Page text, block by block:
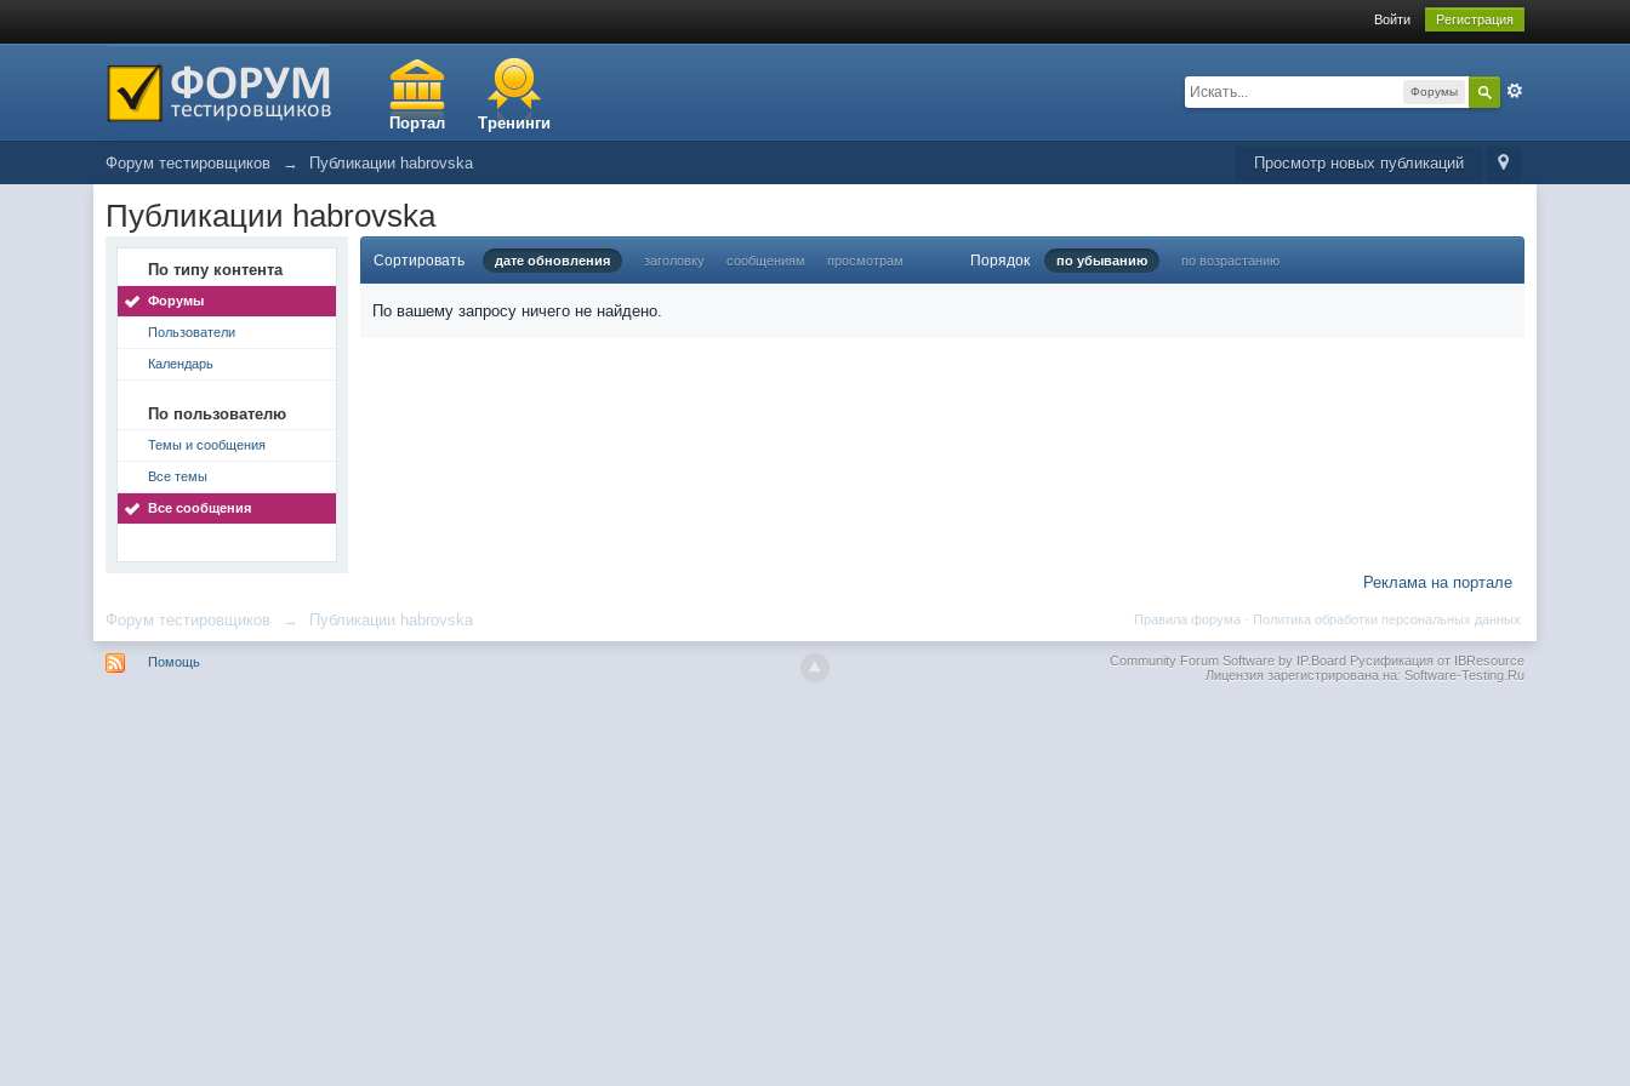
Войти Регистрация
Портал Тренинги
Форумы
Просмотр новых публикаций
Форум тестировщиков → Публикации habrovska
Публикации habrovska
По типу контента
Форумы
Пользователи
Календарь
По пользователю
Темы и сообщения
Все темы
Все сообщения
Сортировать дате обновления заголовку сообщениям просмотрам Порядок по убыванию по возрастанию
По вашему запросу ничего не найдено.
Реклама на портале
Форум тестировщиков → Публикации habrovska Политика обработки персональных данных
Правила форума ·
Помощь Community Forum Software by IP.BoardРусификация от IBResource
Лицензия зарегистрирована на: Software-Testing.Ru